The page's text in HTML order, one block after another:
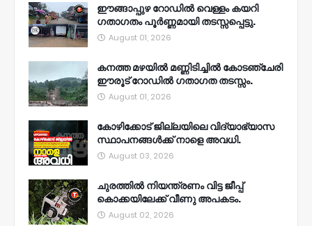
ഈങ്ങാപ്പുഴ റോഡിൽ വെള്ളം കയറി
ഗതാഗതം പൂർണ്ണമായി തടസ്സപ്പെട്ടു.
August 01, 2026
കനത്ത മഴയിൽ മണ്ണിടിച്ചിൽ കോടഞ്ചേരി
ഈരൂട് റോഡിൽ ഗതാഗത തടസ്സം.
August 01, 2026
കോഴിക്കോട് ജില്ലയിലെ വിദ്യാഭ്യാസ
സ്ഥാപനങ്ങൾക്ക് നാളെ അവധി.
August 03, 2026
ചുരത്തിൽ നിയന്ത്രണം വിട്ട ജീപ്പ്
കൊക്കയിലേക്ക് വീണു അപകടം.
August 02, 2026